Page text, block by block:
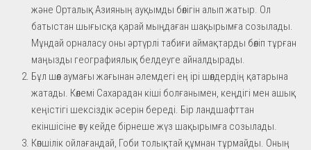
және Орталық Азияның ауқымды бөлігін алып жатыр. Ол
батыстан шығысқа қарай мыңдаған шақырымға созылады.
Мұндай орналасу оны әртүрлі табиғи аймақтарды бөліп тұрған
маңызды географиялық белдеуге айналдырады.
Бұл шөл аумағы жағынан әлемдегі ең ірі шөлдердің қатарына
жатады. Көлемі Сахарадан кіші болғанымен, кеңдігі мен ашық
кеңістігі шексіздік әсерін береді. Бір ландшафттан
екіншісіне өту кейде бірнеше жүз шақырымға созылады.
Көпшілік ойлағандай, Гоби толықтай құмнан тұрмайды. Оның